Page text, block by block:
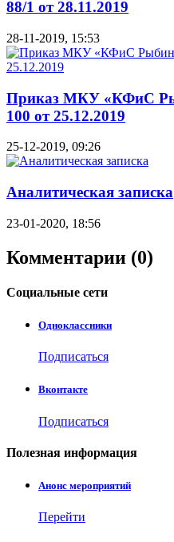
88/1 от 28.11.2019
28-11-2019, 15:53
Приказ МКУ «КФиС
100 от 25.12.2019
25-12-2019, 09:26
Аналитическая записка
23-01-2020, 18:56
Комментарии (0)
Социальные сети
Одноклассники
Подписаться
Вконтакте
Подписаться
Полезная информация
Анонс мероприятий
Перейти